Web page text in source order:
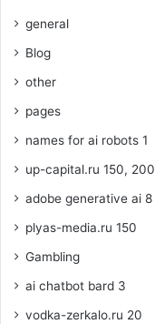
general
Blog
other
pages
names for ai robots 1
up-capital.ru 150, 200
adobe generative ai 8
plyas-media.ru 150
Gambling
ai chatbot bard 3
vodka-zerkalo.ru 20